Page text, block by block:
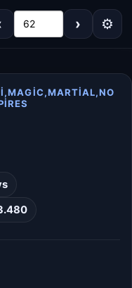
62 › ⚙